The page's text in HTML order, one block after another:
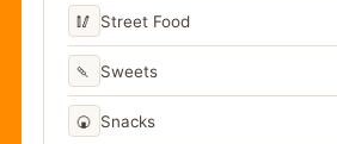
🥢 Street Food
🍡 Sweets
🍘 Snacks